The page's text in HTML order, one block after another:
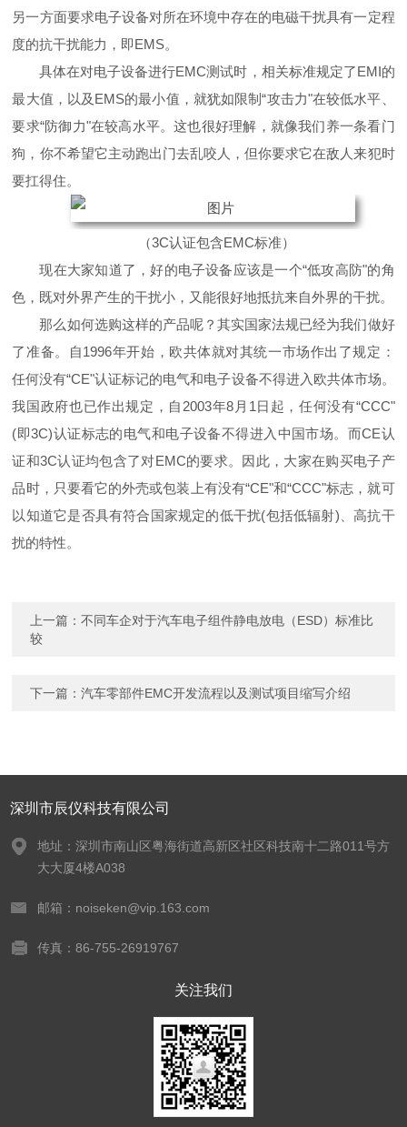
另一方面要求电子设备对所在环境中存在的电磁干扰具有一定程
度的抗干扰能力，即EMS。
具体在对电子设备进行EMC测试时，相关标准规定了EMI的
最大值，以及EMS的最小值，就犹如限制“攻击力"在较低水平、
要求“防御力"在较高水平。这也很好理解，就像我们养一条看门
狗，你不希望它主动跑出门去乱咬人，但你要求它在敌人来犯时
要扛得住。
（3C认证包含EMC标准）
现在大家知道了，好的电子设备应该是一个“低攻高防"的角
色，既对外界产生的干扰小，又能很好地抵抗来自外界的干扰。
那么如何选购这样的产品呢？其实国家法规已经为我们做好
了准备。自1996年开始，欧共体就对其统一市场作出了规定：
任何没有“CE"认证标记的电气和电子设备不得进入欧共体市场。
我国政府也已作出规定，自2003年8月1日起，任何没有“CCC"
(即3C)认证标志的电气和电子设备不得进入中国市场。而CE认
证和3C认证均包含了对EMC的要求。因此，大家在购买电子产
品时，只要看它的外壳或包装上有没有“CE"和“CCC"标志，就可
以知道它是否具有符合国家规定的低干扰(包括低辐射)、高抗干
扰的特性。
上一篇：不同车企对于汽车电子组件静电放电（ESD）标准比
较
下一篇：汽车零部件EMC开发流程以及测试项目缩写介绍
深圳市辰仪科技有限公司
地址：深圳市南山区粤海街道高新区社区科技南十二路011号方
大大厦4楼A038
邮箱：noiseken@vip.163.com
传真：86-755-26919767
关注我们